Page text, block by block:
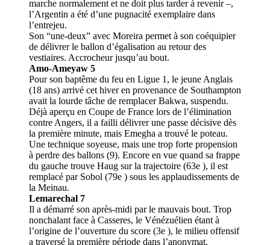
marche normalement et ne doit plus tarder à revenir –,
l’Argentin a été d’une pugnacité exemplaire dans
l’entrejeu.
Son “une-deux” avec Moreira permet à son coéquipier
de délivrer le ballon d’égalisation au retour des
vestiaires. Accrocheur jusqu’au bout.
Amo-Ameyaw 5
Pour son baptême du feu en Ligue 1, le jeune Anglais
(18 ans) arrivé cet hiver en provenance de Southampton
avait la lourde tâche de remplacer Bakwa, suspendu.
Déjà aperçu en Coupe de France lors de l’élimination
contre Angers, il a failli délivrer une passe décisive dès
la première minute, mais Emegha a trouvé le poteau.
Une technique soyeuse, mais une trop forte propension
à perdre des ballons (9). Encore en vue quand sa frappe
du gauche trouve Haug sur la trajectoire (63e ), il est
remplacé par Sobol (79e ) sous les applaudissements de
la Meinau.
Lemarechal 7
Il a démarré son après-midi par le mauvais bout. Trop
nonchalant face à Casseres, le Vénézuélien étant à
l’origine de l’ouverture du score (3e ), le milieu offensif
a traversé la première période dans l’anonymat.